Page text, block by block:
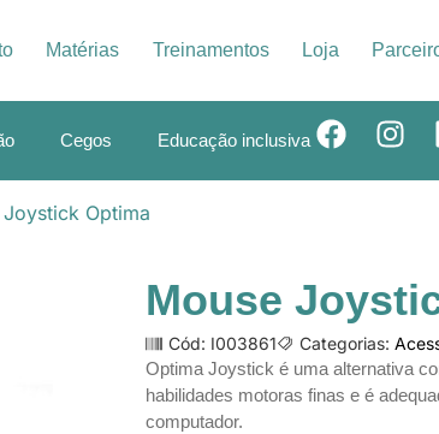
Matérias Treinamentos Loja
Cegos Educação inclusiva
Optima
Mouse
Cód: I003861 Categorias:
Optima Joystick é uma alternativa
habilidades motoras finas e é
computador.